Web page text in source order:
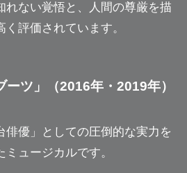
れない覚悟と、人間の尊厳を描
評価されています。
ツ」（2016年・2019年）
俳優」としての圧倒的な実力を
ュージカルです。